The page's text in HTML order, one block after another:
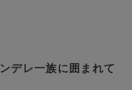
デレ一族に囲まれて